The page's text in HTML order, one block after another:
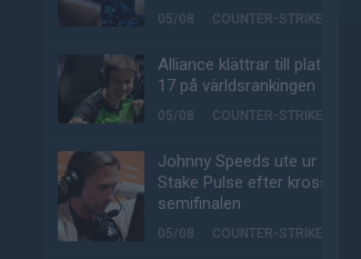
05/08 COUNTER-STRIKE
Alliance klättrar till plats
17 på världsrankingen
05/08 COUNTER-STRIKE
Johnny Speeds ute ur
Stake Pulse efter kross i
semifinalen
05/08 COUNTER-STRIKE